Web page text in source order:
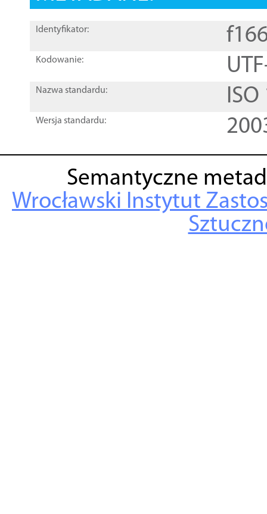
Identyfikator:
Kodowanie:
Nazwa standardu:
Wersja standardu:
Semantyczne
Wrocławski Instytut